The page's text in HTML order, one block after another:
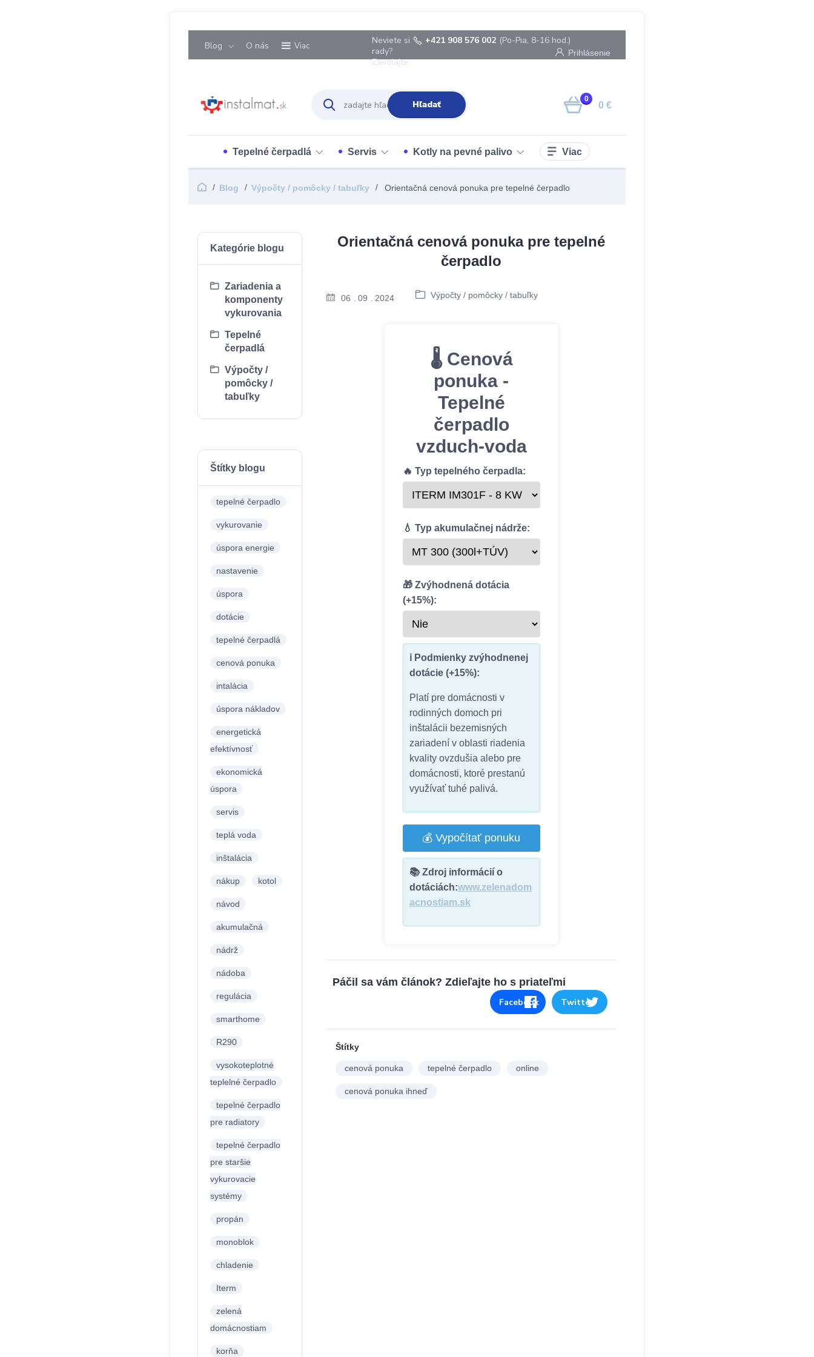
Blog O nás Viac
Prihlásenie
Hľadať
Neviete si
rady?
Zavolajte.
+421 908 576 002 (Po-Pia, 8-16 hod.)
0
0 €
Tepelné čerpadlá Servis Kotly na pevné palivo Viac
Blog Výpočty / pomôcky / tabuľky Orientačná cenová ponuka pre tepelné čerpadlo
Kategórie blogu
Zariadenia a
komponenty
vykurovania
Tepelné
čerpadlá
Výpočty /
pomôcky /
tabuľky
Štítky blogu
tepelné čerpadlo
vykurovanie
úspora energie
nastavenie
úspora
dotácie
tepelné čerpadlá
cenová ponuka
intalácia
úspora nákladov
energetická
efektívnosť
ekonomická
úspora
servis
teplá voda
inštalácia
nákup kotol
návod
akumulačná
nádrž
nádoba
regulácia
smarthome
R290
vysokoteplotné
teplelné čerpadlo
tepelné čerpadlo
pre radiatory
tepelné čerpadlo
pre staršie
vykurovacie
systémy
propán
monoblok
chladenie
Iterm
zelená
domácnostiam
korňa
06 09 2024 Výpočty / pomôcky / tabuľky
Orientačná cenová ponuka pre tepelné
čerpadlo
🌡️ Cenová
ponuka -
Tepelné
čerpadlo
vzduch-voda
🔥 Typ tepelného čerpadla:
💧 Typ akumulačnej nádrže:
🎁 Zvýhodnená dotácia
(+15%):
ℹ️ Podmienky zvýhodnenej
dotácie (+15%):
Platí pre domácnosti v
rodinných domoch pri
inštalácii bezemisných
zariadení v oblasti riadenia
kvality ovzdušia alebo pre
domácnosti, ktoré prestanú
využívať tuhé palivá.
💰 Vypočítať ponuku
📚 Zdroj informácií o
dotáciách:www.zelenadom
acnostiam.sk
Páčil sa vám článok? Zdieľajte ho s priateľmi
Facebook Twitter
Štítky
cenová ponuka tepelné čerpadlo online
cenová ponuka ihneď